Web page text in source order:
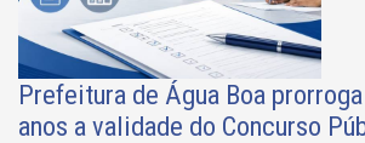
Prefeitura de Água Boa
anos a validade do Concurso